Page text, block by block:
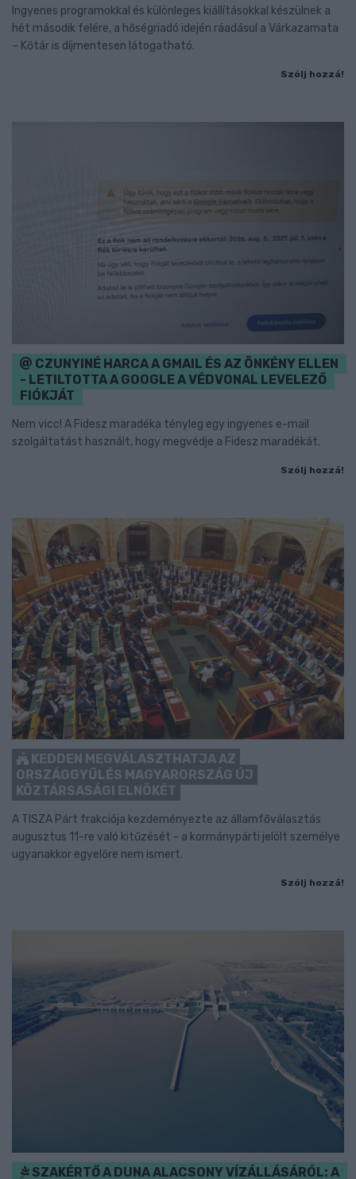
Ingyenes programokkal és különleges kiállításokkal készülnek a
hét második felére, a hőségriadó idején ráadásul a Várkazamata
– Kőtár is díjmentesen látogatható.
Szólj hozzá!
CZUNYINÉ HARCA A GMAIL ÉS AZ ÖNKÉNY ELLEN
- LETILTOTTA A GOOGLE A VÉDVONAL LEVELEZŐ
FIÓKJÁT
Nem vicc! A Fidesz maradéka tényleg egy ingyenes e-mail
szolgáltatást használt, hogy megvédje a Fidesz maradékát.
Szólj hozzá!
KEDDEN MEGVÁLASZTHATJA AZ
ORSZÁGGYŰLÉS MAGYARORSZÁG ÚJ
KÖZTÁRSASÁGI ELNÖKÉT
A TISZA Párt frakciója kezdeményezte az államfőválasztás
augusztus 11-re való kitűzését - a kormánypárti jelölt személye
ugyanakkor egyelőre nem ismert.
Szólj hozzá!
SZAKÉRTŐ A DUNA ALACSONY VÍZÁLLÁSÁRÓL: A